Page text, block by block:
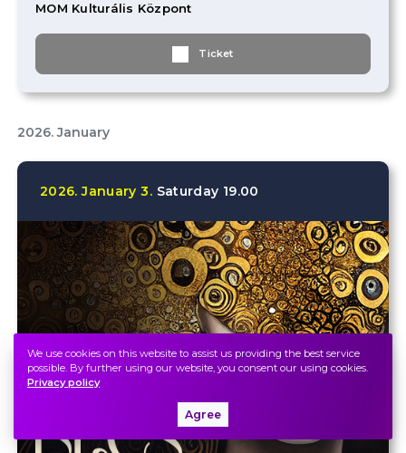
MOM Kulturális Központ
Ticket
2026. January
2026. January 3. Saturday 19.00
We use cookies on this website to assist us providing the best service
possible. By further using our website, you consent our using cookies.
Privacy policy
Agree